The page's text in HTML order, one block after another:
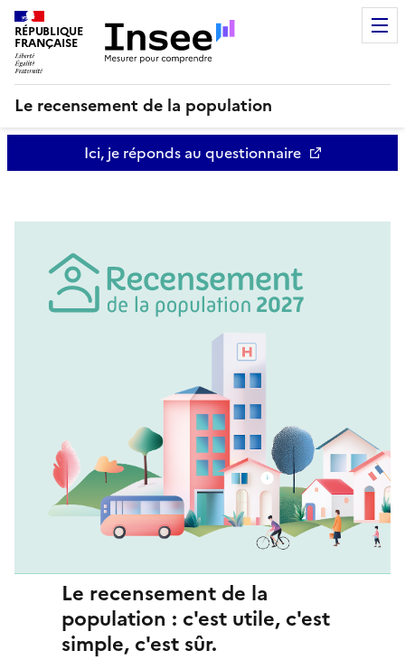
RÉPUBLIQUE
FRANÇAISE
Le recensement de la population
Ici, je réponds au questionnaire
Le recensement de la
population : c'est utile, c'est
simple, c'est sûr.